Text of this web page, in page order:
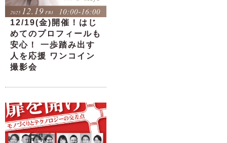
12/19(金)開催！はじ
めてのプロフィールも
安心！ 一歩踏み出す
人を応援 ワンコイン
撮影会